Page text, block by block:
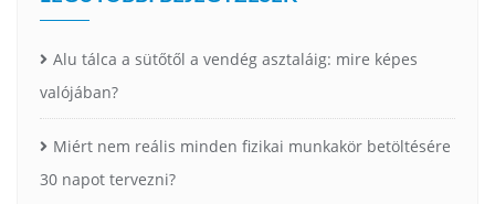
Alu tálca a sütőtől a vendég asztaláig: mire képes
valójában?
Miért nem reális minden fizikai munkakör betöltésére
30 napot tervezni?